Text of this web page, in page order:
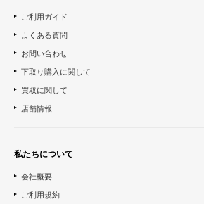
ご利用ガイド
よくある質問
お問い合わせ
下取り購入に関して
買取に関して
店舗情報
私たちについて
会社概要
ご利用規約